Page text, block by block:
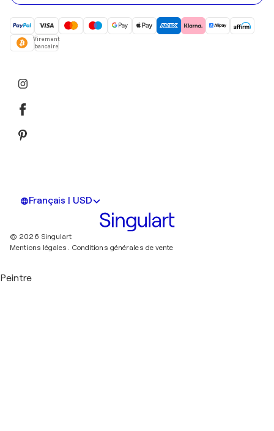
Virement
bancaire
Français | USD
© 2026 Singulart
Mentions légales. Conditions générales de vente
Peintre